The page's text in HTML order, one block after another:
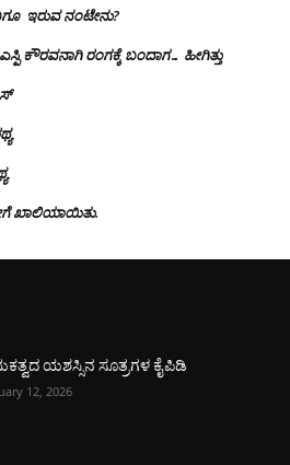
ಇರುವ ನಂಟೇನು?
ಕೌರವನಾಗಿ ರಂಗಕ್ಕೆ ಬಂದಾಗ… ಹೀಗಿತ್ತು
ಖಾಲಿಯಾಯಿತು.
ಯಶಸ್ಸಿನ ಸೂತ್ರಗಳ ಕೈಪಿಡಿ
12, 2026